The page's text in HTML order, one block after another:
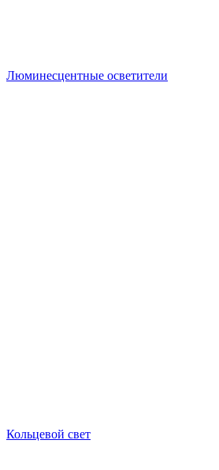
Люминесцентные осветители
Кольцевой свет